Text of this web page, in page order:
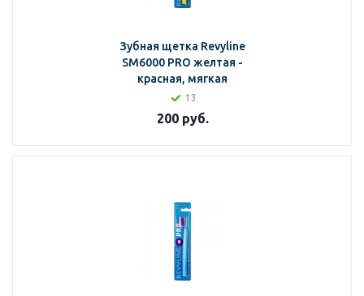
Зубная щетка Revyline
SM6000 PRO желтая -
красная, мягкая
13
200руб.